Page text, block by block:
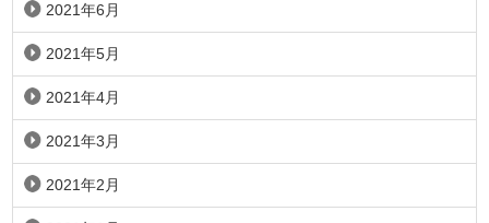
2021年6月
2021年5月
2021年4月
2021年3月
2021年2月